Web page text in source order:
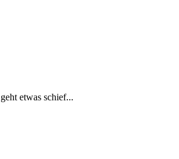
etwas schief...